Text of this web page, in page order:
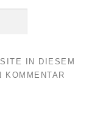
IN DIESEM
KOMMENTAR